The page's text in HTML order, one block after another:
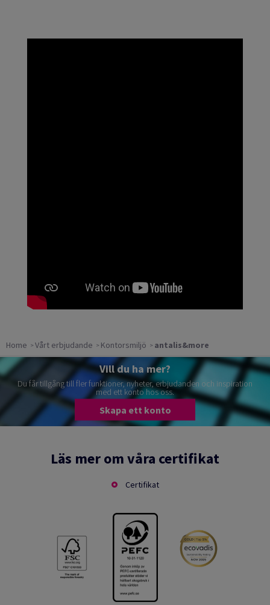
Home Vårt erbjudande Kontorsmiljö antalis&more
Vill du ha mer?
Du får tillgång till fler funktioner, nyheter, erbjudanden och inspiration
med ett konto hos oss.
Skapa ett konto
Läs mer om våra certifikat
Certifikat